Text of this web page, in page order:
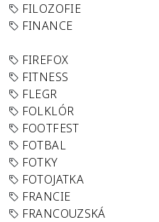
FILOZOFIE
FINANCE
FIREFOX
FITNESS
FLEGR
FOLKLÓR
FOOTFEST
FOTBAL
FOTKY
FOTOJATKA
FRANCIE
FRANCOUZSKÁ